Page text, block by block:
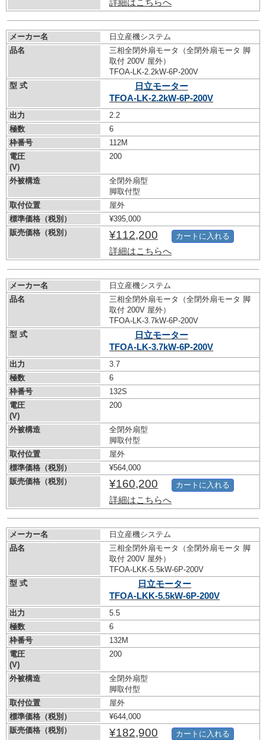
詳細はこちらへ
メーカー名
日立産機システム
品名
三相全閉外扇モータ（全閉外扇モータ 脚
取付 200V 屋外）
TFOA-LK-2.2kW-6P-200V
型 式
日立モーター
TFOA-LK-2.2kW-6P-200V
出力
2.2
極数
6
枠番号
112M
電圧
(V)
200
外被構造
全閉外扇型
脚取付型
取付位置
屋外
標準価格（税別）
¥395,000
販売価格（税別）
¥112,200
詳細はこちらへ
カートに入れる
メーカー名
日立産機システム
品名
三相全閉外扇モータ（全閉外扇モータ 脚
取付 200V 屋外）
TFOA-LK-3.7kW-6P-200V
型 式
日立モーター
TFOA-LK-3.7kW-6P-200V
出力
3.7
極数
6
枠番号
132S
電圧
(V)
200
外被構造
全閉外扇型
脚取付型
取付位置
屋外
標準価格（税別）
¥564,000
販売価格（税別）
¥160,200
詳細はこちらへ
カートに入れる
メーカー名
日立産機システム
品名
三相全閉外扇モータ（全閉外扇モータ 脚
取付 200V 屋外）
TFOA-LKK-5.5kW-6P-200V
型 式
日立モーター
TFOA-LKK-5.5kW-6P-200V
出力
5.5
極数
6
枠番号
132M
電圧
(V)
200
外被構造
全閉外扇型
脚取付型
取付位置
屋外
標準価格（税別）
¥644,000
販売価格（税別）
¥182,900 カートに入れる